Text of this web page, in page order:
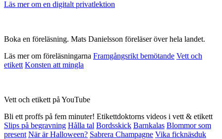
Läs mer om en digitalt privatlektion
Boka en föreläsning. Mats Danielsson föreläser över hela landet.
Läs mer om föreläsningarna Framgångsrikt bemötande Vett och
etikett Konsten att mingla
Vett och etikett på YouTube
Bli ett proffs på fem minuter! Etikettdoktorns videos i vett & etikett
Slips på begravning Hålla tal Bordsskick Barnkalas Blommor som
present När är Halloween? Sabrera Champagne Vika ficknäsduk